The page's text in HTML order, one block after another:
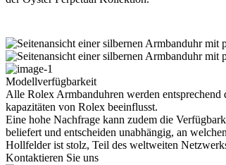
Modellverfügbarkeit
Alle Rolex Armbanduhren werden
kapazitäten von Rolex beeinflusst.
Eine hohe Nachfrage kann zudem die
beliefert und entscheiden unabhängig, an
Hollfelderist stolz, Teil des weltweiten
Kontaktieren Sie uns